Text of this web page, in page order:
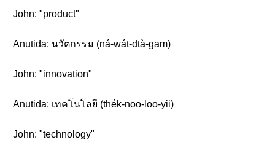
John: "product"
Anutida: นวัตกรรม (ná-wát-dtà-gam)
John: "innovation"
Anutida: เทคโนโลยี (thék-noo-loo-yii)
John: "technology"